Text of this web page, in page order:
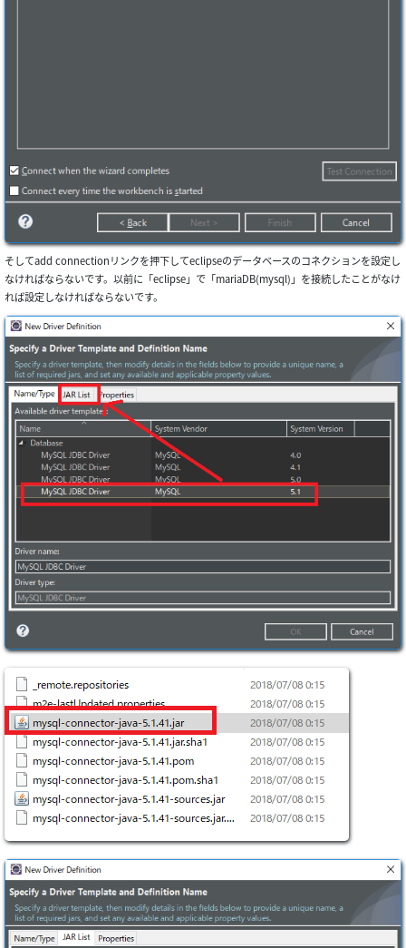
そしてadd connectionリンクを押下してeclipseのデータベースのコネクションを設定し
なければならないです。以前に「eclipse」で「mariaDB(mysql)」を接続したことがなけ
れば設定しなければならないです。